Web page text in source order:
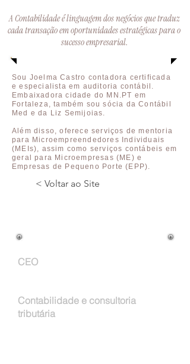
A Contabilidade é linguagem dos negócios que traduz
cada transação em oportunidades estratégicas para o
sucesso empresarial.
Sou Joelma Castro contadora certificada
e especialista em auditoria contábil.
Embaixadora cidade do MN.PT em
Fortaleza, também sou sócia da Contábil
Med e da Liz Semijoias.
Além disso, oferece serviços de mentoria
para Microempreendedores Individuais
(MEIs), assim como serviços contábeis em
geral para Microempresas (ME) e
Empresas de Pequeno Porte (EPP).
< Voltar ao Site
Cargo na Empresa:
CEO
Contabilidade e consultoria
tributária